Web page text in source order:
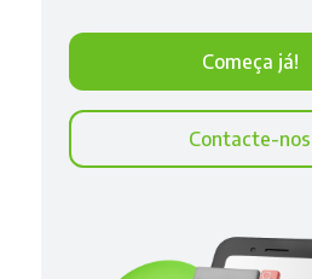
Começa já!
Contacte-nos